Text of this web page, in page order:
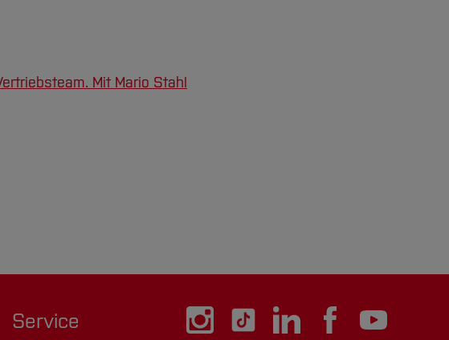
Mit Mario Stahl
Service